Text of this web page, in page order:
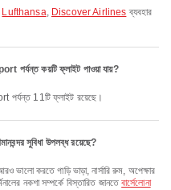
Lufthansa, Discover Airlines ব্যবহার
পর্যন্ত কয়টি ফ্লাইট পাওয়া যায়?
পর্যন্ত 11টি ফ্লাইট রয়েছে।
সুবিধা উপলব্ধ রয়েছে?
নকশা সম্পর্কে বিস্তারিত জানতেবার্সেলোনা